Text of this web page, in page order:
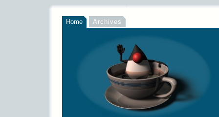
Home Archives